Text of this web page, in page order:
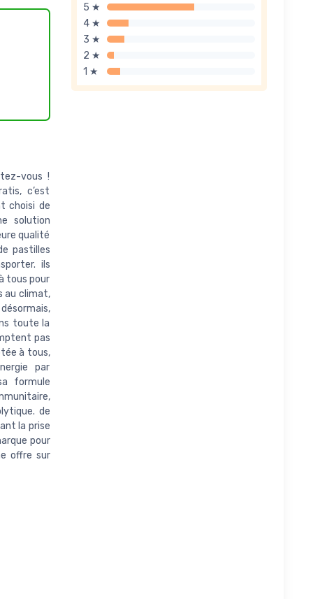
5 ★
4 ★
3 ★
2 ★
1 ★
vous !
c’est
choisi de
solution
qualité
pastilles
ils
tous pour
au climat,
toute la
pas
à tous,
par
formule
de
la prise
pour
offre sur